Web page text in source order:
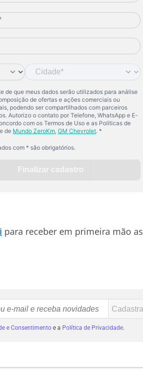
para receber em primeira mão as
e Consentimentoe a Política de Privacidade.